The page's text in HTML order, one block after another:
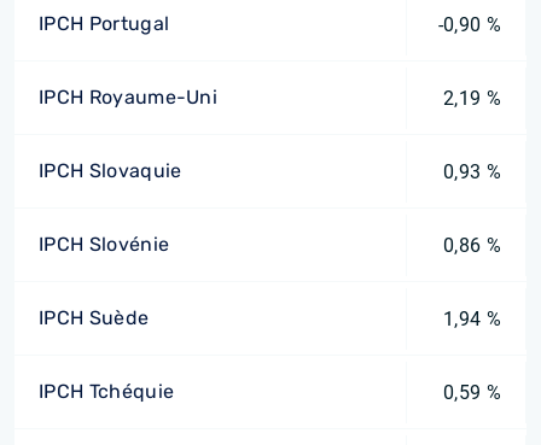
IPCH Portugal -0,90 %
IPCH Royaume-Uni 2,19 %
IPCH Slovaquie 0,93 %
IPCH Slovénie 0,86 %
IPCH Suède 1,94 %
IPCH Tchéquie 0,59 %